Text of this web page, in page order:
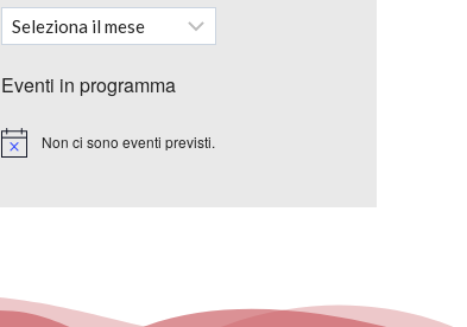
Eventi in programma
Notice Non ci sono eventi previsti.